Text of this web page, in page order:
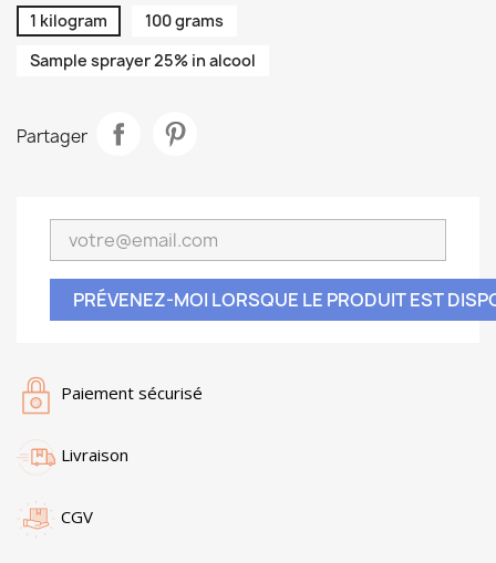
1 kilogram
100 grams
Sample sprayer 25% in alcool
Partager
PRÉVENEZ-MOI LORSQUE LE PRODUIT EST
Paiement sécurisé
Livraison
CGV